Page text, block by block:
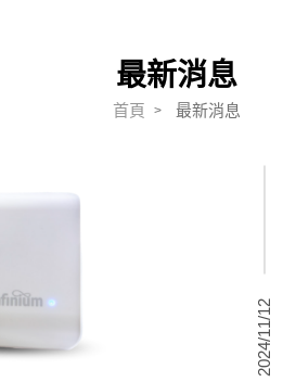
DIGIMIC lean+
DIGIMIC multimedia
ALPHA
ALPHA擴大機
RDL
雙絞線(TWISTED PAI
最新消息
首頁 最新消息
2024/11/12